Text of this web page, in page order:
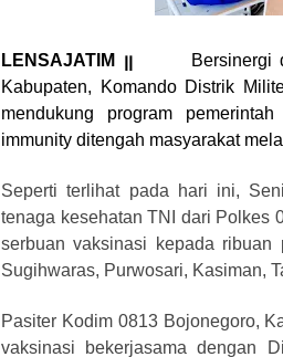
LENSAJATIM ꞁꞁ
Bersinergi
Kabupaten, Komando Distrik
mendukung program
immunity ditengah masyarakat
Seperti terlihat pada hari ini,
tenaga kesehatan TNI dari Polkes
serbuan vaksinasi kepada ribuan
Sugihwaras, Purwosari, Kasiman,
Pasiter Kodim 0813 Bojonegoro,
vaksinasi bekerjasama dengan